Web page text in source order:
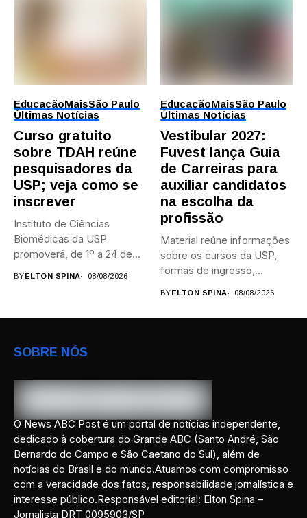
EducaçãoMaisSão Paulo
Últimas Notícias
Curso gratuito
sobre TDAH reúne
pesquisadores da
USP; veja como se
inscrever
Instituto de Ciências
Biomédicas da USP
promoverá, de 1º a 24 de...
BYELTON SPINA 08/08/2026
EducaçãoMaisSão Paulo
Últimas Notícias
Vestibular 2027:
Fuvest lança Guia
de Carreiras para
auxiliar candidatos
na escolha da
profissão
Material reúne informações
sobre os cursos da USP,
formas de ingresso,
BYELTON SPINA 08/08/2026
SOBRE NÓS
O News ABC Post é um portal de notícias independente,
dedicado à cobertura do Grande ABC (Santo André, São
Bernardo do Campo e São Caetano do Sul), além de
notícias do Brasil e do mundo.Atuamos com compromisso
com a veracidade dos fatos, responsabilidade jornalística e
interesse público.Responsável editorial: Elton Spina –
Jornalista DRT 0095903/SP